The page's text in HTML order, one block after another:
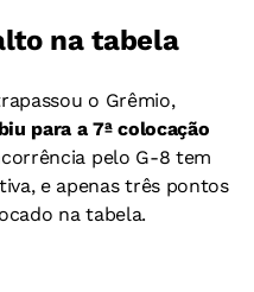
na tabela
o Grêmio,
para a 7ª colocação
pelo G-8 tem
e apenas três pontos
na tabela.